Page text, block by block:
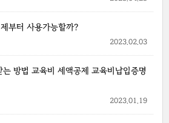
부터 사용가능할까?
2023.02.03
방법 교육비 세액공제 교육비납입증명
2023.01.19